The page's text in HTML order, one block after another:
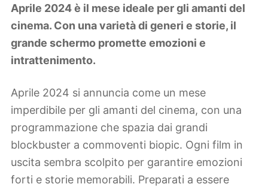
Viaggi
Aprile 2024 è il mese ideale per gli amanti del
cinema. Con una varietà di generi e storie, il
grande schermo promette emozioni e
intrattenimento.
Aprile 2024 si annuncia come un mese
imperdibile per gli amanti del cinema, con una
programmazione che spazia dai grandi
blockbuster a commoventi biopic. Ogni film in
uscita sembra scolpito per garantire emozioni
forti e storie memorabili. Preparati a essere